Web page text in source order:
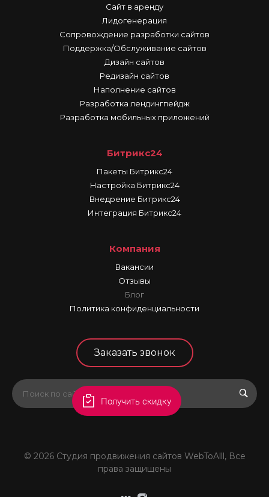
Сайт в аренду
Лидогенерация
Сопровождение разработки сайтов
Поддержка/Обслуживание сайтов
Дизайн сайтов
Редизайн сайтов
Наполнение сайтов
Разработка лендингпейдж
Разработка мобильных приложений
Битрикс24
Пакеты Битрикс24
Настройка Битрикс24
Внедрение Битрикс24
Интеграция Битрикс24
Компания
Вакансии
Отзывы
Блог
Политика конфиденциальности
Заказать звонок
© 2026 Студия продвижения сайтов WebToAlll, Все
права защищены
Получить скидку